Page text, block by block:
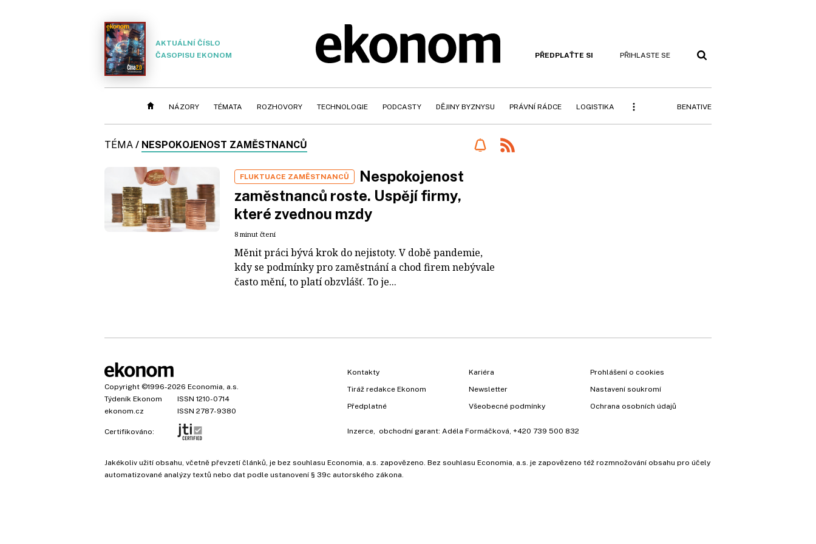
AKTUÁLNÍ ČÍSLO
ČASOPISU EKONOM
PŘEDPLAŤTE SI PŘIHLASTE SE
NÁZORY TÉMATA ROZHOVORY TECHNOLOGIE PODCASTY DĚJINY BYZNYSU PRÁVNÍ RÁDCE LOGISTIKA BENATIVE
TÉMA / NESPOKOJENOST ZAMĚSTNANCŮ
FLUKTUACE ZAMĚSTNANCŮ
Nespokojenost
zaměstnanců roste. Uspějí firmy,
které zvednou mzdy
8 minut čtení
Měnit práci bývá krok do nejistoty. V době pandemie,
kdy se podmínky pro zaměstnání a chod firem nebývale
často mění, to platí obzvlášť. To je...
Copyright ©1996-2026 Economia, a.s.
Týdeník Ekonom
ISSN 1210-0714
ekonom.cz
ISSN 2787-9380
Certifikováno:
Kontakty
Tiráž redakce Ekonom
Předplatné
Kariéra
Newsletter
Všeobecné podmínky
Prohlášení o cookies
Nastavení soukromí
Ochrana osobních údajů
Inzerce , obchodní garant: Adéla Formáčková +420 739 500 832
Jakékoliv užití obsahu, včetně převzetí článků, je bez souhlasu Economia, a.s. zapovězeno. Bez souhlasu Economia, a.s. je zapovězeno též rozmnožování obsahu pro účely
automatizované analýzy textů nebo dat podle ustanovení § 39c autorského zákona.